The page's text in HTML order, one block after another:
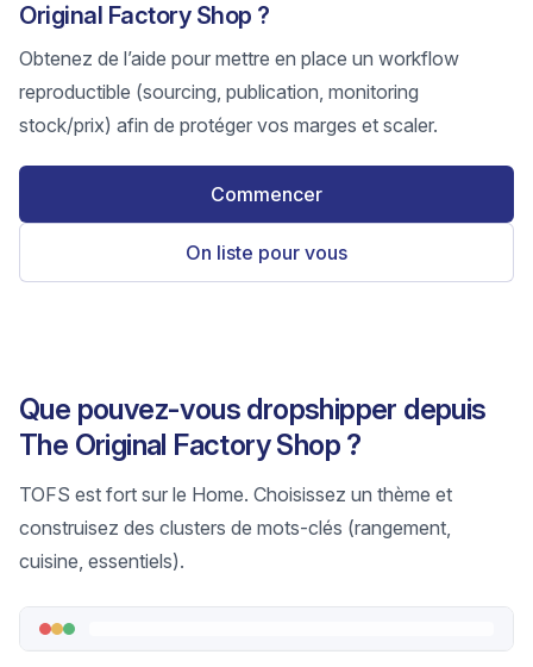
Original Factory Shop ?
Obtenez de l’aide pour mettre en place un workflow
reproductible (sourcing, publication, monitoring
stock/prix) afin de protéger vos marges et scaler.
Commencer
On liste pour vous
Que pouvez-vous dropshipper depuis
The Original Factory Shop ?
TOFS est fort sur le Home. Choisissez un thème et
construisez des clusters de mots-clés (rangement,
cuisine, essentiels).